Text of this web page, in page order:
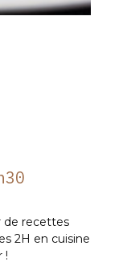
de recettes
2H en cuisine
!